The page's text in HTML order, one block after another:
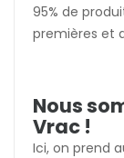
95% de
premières et
Nous
Vrac !
Ici, on prend